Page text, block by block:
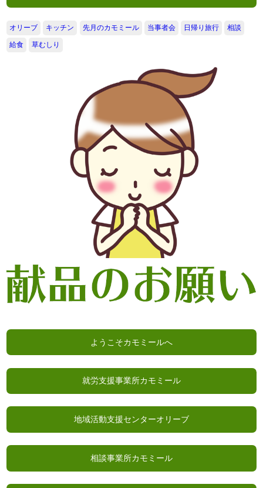
オリーブ キッチン 先月のカモミール 当事者会 日帰り旅行 相談
給食 草むしり
ようこそカモミールへ
就労支援事業所カモミール
地域活動支援センターオリーブ
相談事業所カモミール